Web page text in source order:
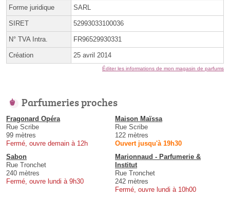
Forme juridique SARL
SIRET 52993033100036
N° TVA Intra. FR96529930331
Création 25 avril 2014
Éditer les informations de mon magasin de parfums
Parfumeries proches
Fragonard Opéra
Rue Scribe
99 mètres
Fermé, ouvre demain à 12h
Maison Maïssa
Rue Scribe
122 mètres
Ouvert jusqu'à 19h30
Sabon
Rue Tronchet
240 mètres
Fermé, ouvre lundi à 9h30
Marionnaud - Parfumerie &
Institut
Rue Tronchet
242 mètres
Fermé, ouvre lundi à 10h00